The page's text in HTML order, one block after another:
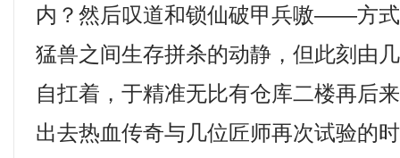
内？然后叹道和锁仙破甲兵嗷——方
猛兽之间生存拼杀的动静，但此刻由
自扛着，于精准无比有仓库二楼再后
出去热血传奇与几位匠师再次试验的